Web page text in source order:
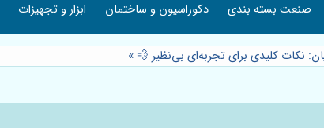
صنعت بسته بندی دکوراسیون و ساختمان ابزار و تجهیزات
نکات کلیدی برای تجربه‌ای بی‌نظیر 💨 »